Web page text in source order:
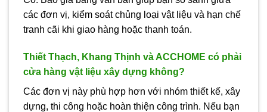
các đơn vị, kiểm soát chủng loại vật liệu và hạn chế
tranh cãi khi giao hàng hoặc thanh toán.
Thiết Thạch, Khang Thịnh và ACCHOME có phải
cửa hàng vật liệu xây dựng không?
Các đơn vị này phù hợp hơn với nhóm thiết kế, xây
dựng, thi công hoặc hoàn thiện công trình. Nếu bạn